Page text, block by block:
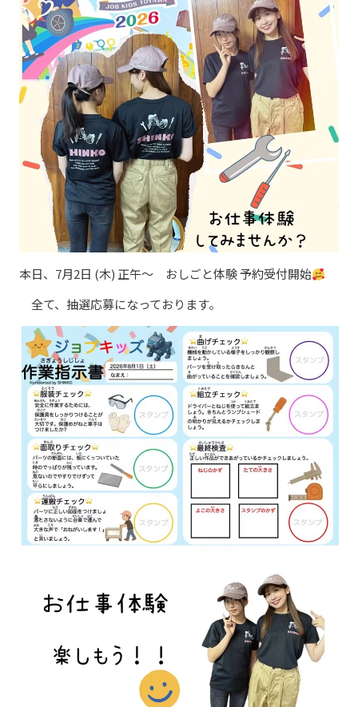
本日、7月2日 (木) 正午～ おしごと体験 予約受付開始
全て、抽選応募になっております。